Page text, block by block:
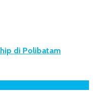
di Polibatam